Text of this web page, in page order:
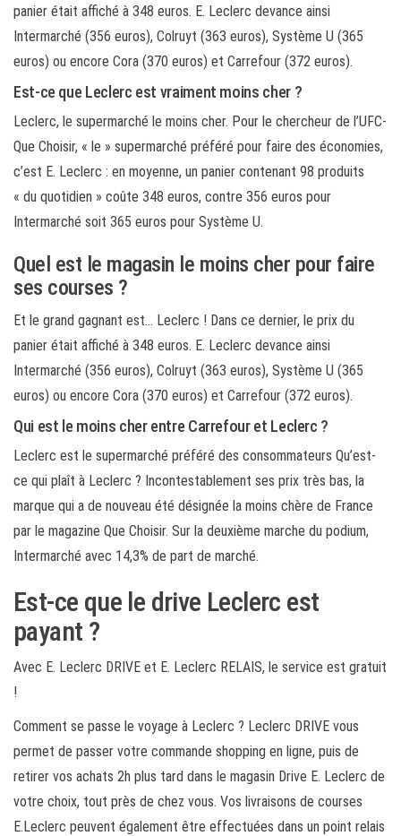
panier était affiché à 348 euros. E. Leclerc devance ainsi
Intermarché (356 euros), Colruyt (363 euros), Système U (365
euros) ou encore Cora (370 euros) et Carrefour (372 euros).
Est-ce que Leclerc est vraiment moins cher ?
Leclerc, le supermarché le moins cher. Pour le chercheur de l’UFC-
Que Choisir, « le » supermarché préféré pour faire des économies,
c’est E. Leclerc : en moyenne, un panier contenant 98 produits
« du quotidien » coûte 348 euros, contre 356 euros pour
Intermarché soit 365 euros pour Système U.
Quel est le magasin le moins cher pour faire
ses courses ?
Et le grand gagnant est… Leclerc ! Dans ce dernier, le prix du
panier était affiché à 348 euros. E. Leclerc devance ainsi
Intermarché (356 euros), Colruyt (363 euros), Système U (365
euros) ou encore Cora (370 euros) et Carrefour (372 euros).
Qui est le moins cher entre Carrefour et Leclerc ?
Leclerc est le supermarché préféré des consommateurs Qu’est-
ce qui plaît à Leclerc ? Incontestablement ses prix très bas, la
marque qui a de nouveau été désignée la moins chère de France
par le magazine Que Choisir. Sur la deuxième marche du podium,
Intermarché avec 14,3% de part de marché.
Est-ce que le drive Leclerc est
payant ?
Avec E. Leclerc DRIVE et E. Leclerc RELAIS, le service est gratuit
!
Comment se passe le voyage à Leclerc ? Leclerc DRIVE vous
permet de passer votre commande shopping en ligne, puis de
retirer vos achats 2h plus tard dans le magasin Drive E. Leclerc de
votre choix, tout près de chez vous. Vos livraisons de courses
E.Leclerc peuvent également être effectuées dans un point relais